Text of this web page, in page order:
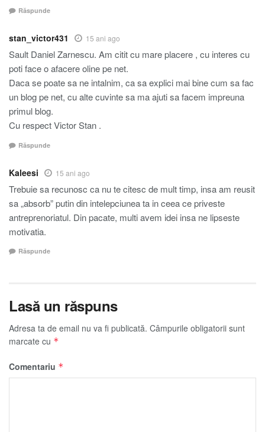
Răspunde
stan_victor431 15 ani ago
Sault Daniel Zarnescu. Am citit cu mare placere , cu interes cu
poti face o afacere oline pe net.
Daca se poate sa ne intalnim, ca sa explici mai bine cum sa fac
un blog pe net, cu alte cuvinte sa ma ajuti sa facem impreuna
primul blog.
Cu respect Victor Stan .
Răspunde
Kaleesi 15 ani ago
Trebuie sa recunosc ca nu te citesc de mult timp, insa am reusit
sa „absorb” putin din intelepciunea ta in ceea ce priveste
antreprenoriatul. Din pacate, multi avem idei insa ne lipseste
motivatia.
Răspunde
Lasă un răspuns
Adresa ta de email nu va fi publicată. Câmpurile obligatorii sunt
marcate cu *
Comentariu *